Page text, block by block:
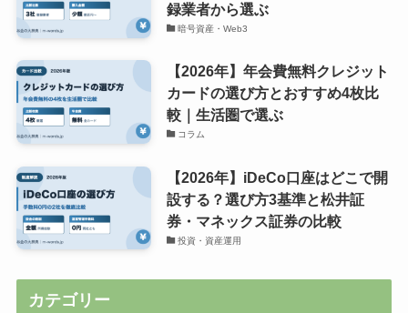
録業者から選ぶ
暗号資産・Web3
【2026年】年会費無料クレジット
カードの選び方とおすすめ4枚比
較｜生活圏で選ぶ
コラム
【2026年】iDeCo口座はどこで開
設する？選び方3基準と松井証
券・マネックス証券の比較
投資・資産運用
カテゴリー